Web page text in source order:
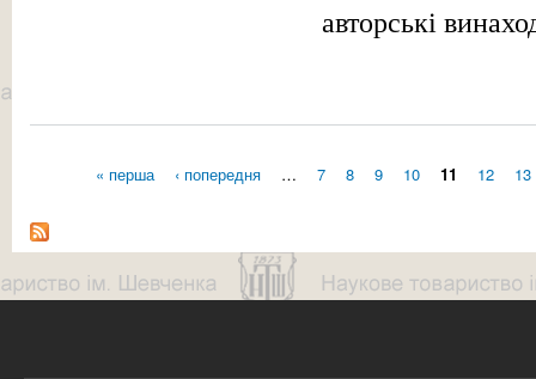
авторські
« перша ‹ попередня … 7 8 9 10 11 12 13